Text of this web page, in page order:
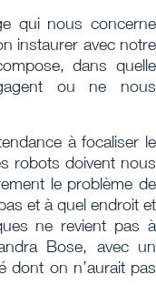
qui nous concerne
instaurer avec notre
dans quelle
ou ne nous
à focaliser le
robots doivent nous
le problème de
et à quel endroit et
ne revient pas à
Bose, avec un
dont on n’aurait pas